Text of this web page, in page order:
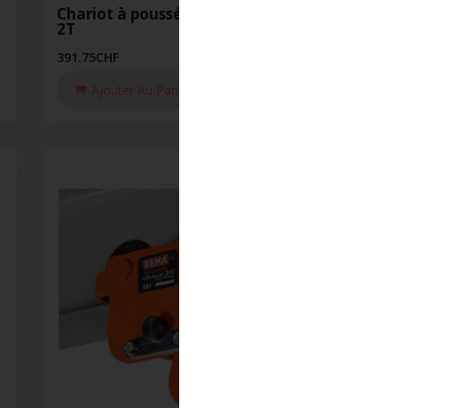
Chariot à poussée HFN 66-300mm
2T
391.75CHF
Ajouter Au Panier